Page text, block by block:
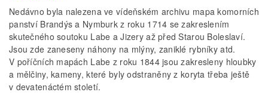
Nedávno byla nalezena ve vídeňském archivu mapa komorních
panství Brandýs a Nymburk z roku 1714 se zakreslením
skutečného soutoku Labe a Jizery až před Starou Boleslaví.
Jsou zde zaneseny náhony na mlýny, zaniklé rybníky atd.
V poříčních mapách Labe z roku 1844 jsou zakresleny hloubky
a mělčiny, kameny, které byly odstraněny z koryta třeba ještě
v devatenáctém století.